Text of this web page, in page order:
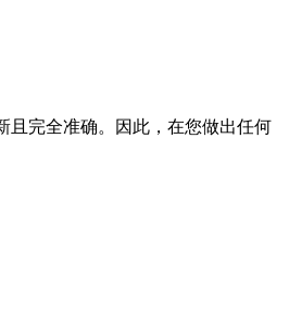
且完全准确。因此，在您做出任何